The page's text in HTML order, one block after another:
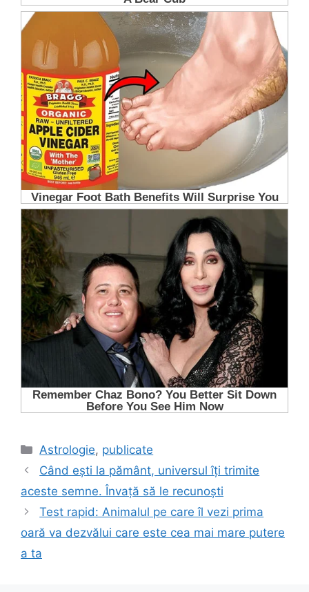
Categorii
Astrologie, publicate
Când ești la pământ, universul îți trimite
aceste semne. Învață să le recunoști
Test rapid: Animalul pe care îl vezi prima
oară va dezvălui care este cea mai mare putere
a ta